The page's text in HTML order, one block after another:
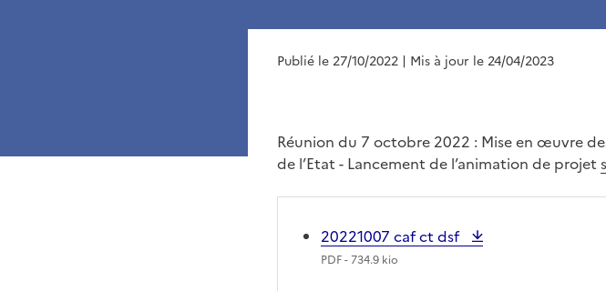
Publié le 27/10/2022 | Mis à jour le 24/04/2023
Réunion du 7 octobre 2022 : Mise en œuvre
de l’Etat - Lancement de l’animation de projet
20221007 caf ct dsf
PDF- 734.9 kio